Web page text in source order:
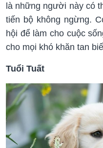
là những người này có
tiến bộ không ngừng.
hội để làm cho cuộc
cho mọi khó khăn tan
Tuổi Tuất